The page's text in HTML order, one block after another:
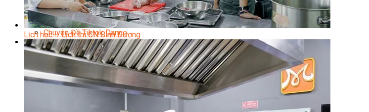
Học Hát Hay Như Thần Tượng
Học K-POP Dance
Học Nhảy Hiện Đại
Chuyên Đề Tiktok Dance
Kỹ Thuật – Công Nghệ
Kỹ Thuật Viên Điện – Nước – Điện Lạnh Dân Dụng
Kỹ Thuật Viên Điện Lạnh Ô Tô
Kỹ Thuật Viên Điện – Điện Tử Ô Tô Cơ Bản
Kỹ Thuật Viên Điện Lạnh Dân Dụng
Kỹ Thuật Viên Điện Dân Dụng
Kỹ Thuật Viên Điện Công Nghiệp
Nghiệp Vụ Tư Vấn & Giám Sát MEP
Lịch học – Lịch thi CN Bình Dương